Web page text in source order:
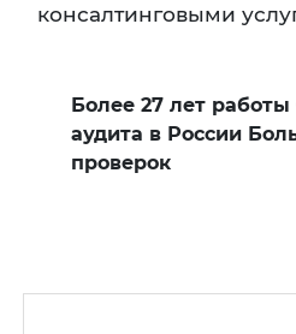
консалтинговыми
Более 27 лет
аудита в России
проверок